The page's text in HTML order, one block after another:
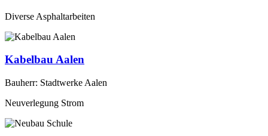
Diverse Asphaltarbeiten
Kabelbau Aalen
Bauherr: Stadtwerke Aalen
Neuverlegung Strom